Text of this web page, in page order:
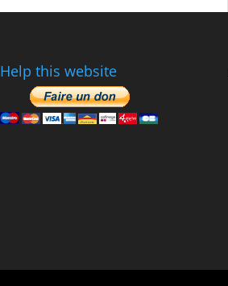
Help this website